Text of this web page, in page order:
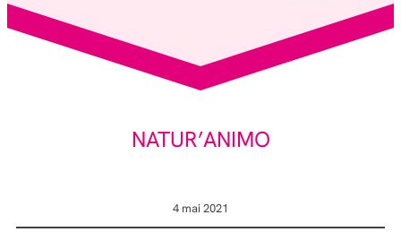
NATUR’ANIMO
4 mai 2021